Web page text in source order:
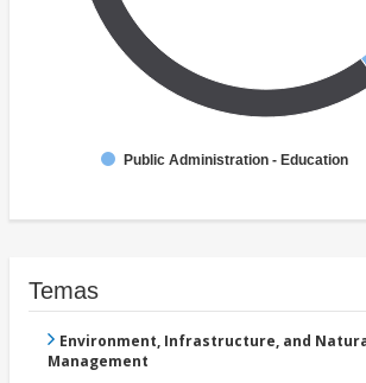
Public Administration - Education
Temas
Environment, Infrastructure, and
Management